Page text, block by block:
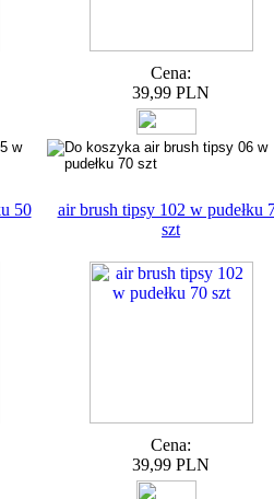
Cena:
39,99 PLN
50
air brush tipsy 102 w pudełku
szt
Cena:
39,99 PLN